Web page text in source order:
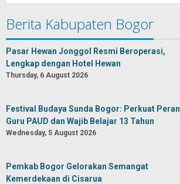
Berita Kabupaten Bogor
Pasar Hewan Jonggol Resmi Beroperasi,
Lengkap dengan Hotel Hewan
Thursday, 6 August 2026
Festival Budaya Sunda Bogor: Perkuat Peran
Guru PAUD dan Wajib Belajar 13 Tahun
Wednesday, 5 August 2026
Pemkab Bogor Gelorakan Semangat
Kemerdekaan di Cisarua